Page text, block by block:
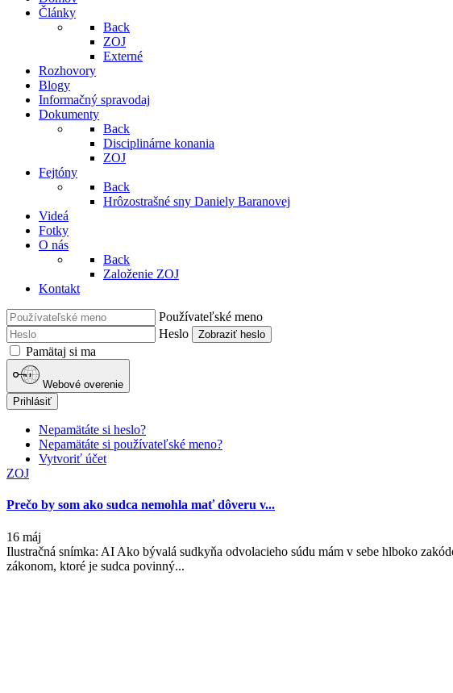
Články
Back
ZOJ
Externé
Rozhovory
Blogy
Informačný spravodaj
Dokumenty
Back
Disciplinárne konania
ZOJ
Fejtóny
Back
Hrôzostrašné sny Daniely Baranovej
Videá
Fotky
O nás
Back
Založenie ZOJ
Kontakt
Používateľské meno
Heslo
Zobraziť heslo
Pamätaj si ma
Webové overenie
Prihlásiť
Nepamätáte si heslo?
Nepamätáte si používateľské meno?
Vytvoriť účet
ZOJ
Prečo by som ako sudca nemohla mať dôveru v...
16 máj
Ilustračná snímka: AI Ako bývalá sudkyňa odvolacieho súdu mám v sebe hlboko
zákonom, ktoré je sudca povinný...